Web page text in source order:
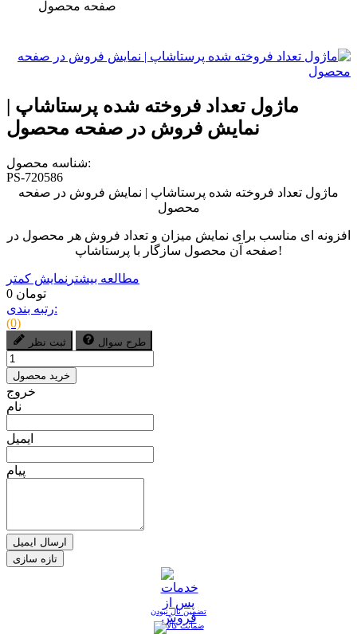
صفحه محصول
ماژول تعداد فروخته شده پرستاشاپ |
نمایش فروش در صفحه محصول
شناسه محصول:
PS-720586
ماژول تعداد فروخته شده پرستاشاپ | نمایش فروش در صفحه
محصول
افزونه ای مناسب برای نمایش میزان و تعداد فروش هر محصول در
صفحه آن محصول سازگار با پرستاشاپ!
مطالعه بیشتر نمایش کمتر
0 تومان
رتبه بندی:
(0)
ثبت نظر طرح سوال
خرید محصول
خروج
نام
ایمیل
پیام
ارسال ایمیل
تضمین نال نبودن